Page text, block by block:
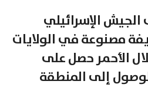
الإسرائيلي
مصنوعة في الولايات
الأحمر حصل على
إلى المنطقة